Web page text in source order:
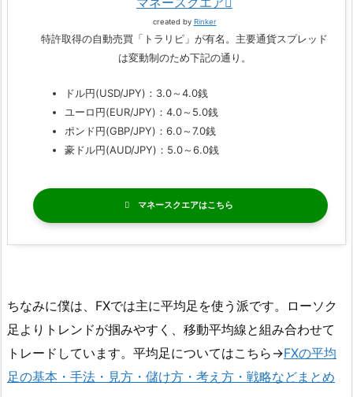
created by Rinker
特許取得の自動売買「トラリピ」が有名。主要通貨スプレッド
は変動制のため下記の通り。
ドル円(USD/JPY)：3.0～4.0銭
ユーロ円(EUR/JPY)：4.0～5.0銭
ポンド円(GBP/JPY)：6.0～7.0銭
豪ドル円(AUD/JPY)：5.0～6.0銭
マネースクエア
ちなみに僕は、FXでは主に平均足を使う派です。ローソク
足よりトレンドが掴みやすく、移動平均線と組み合わせて
トレードしています。平均足についてはこちら→FXの平均
足の基本・手法・見方・儲け方・考え方・戦略などまとめ